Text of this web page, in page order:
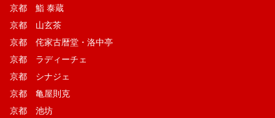
京都 鮨 泰蔵
京都 山玄茶
京都 侘家古暦堂・洛中亭
京都 ラディーチェ
京都 シナジェ
京都 亀屋則克
京都 池坊